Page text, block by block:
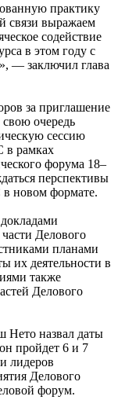
практику
связи выражаем
содействие
в этом году с
— заключил глава
за приглашение
очередь
сессию
в рамках
форума 18–
перспективы
в новом формате.
Делового
планами
их деятельности в
также
Делового
Нето назвал даты
пройдет 6 и 7
лидеров
Делового
форум.